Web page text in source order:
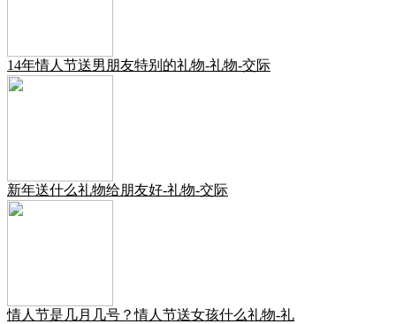
14年情人节送男朋友特别的礼物-礼物-交际
新年送什么礼物给朋友好-礼物-交际
情人节是几月几号？情人节送女孩什么礼物-礼